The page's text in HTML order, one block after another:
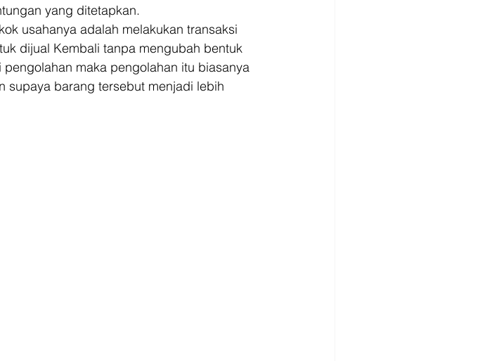
yang ditetapkan.
usahanya adalah melakukan transaksi
dijual Kembali tanpa mengubah bentuk
maka pengolahan itu biasanya
supaya barang tersebut menjadi lebih